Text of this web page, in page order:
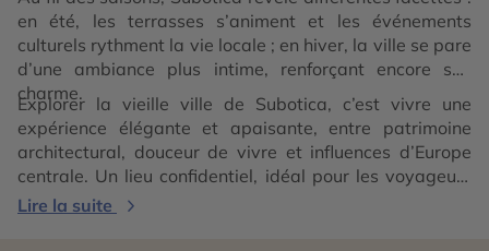
en été, les terrasses s’animent et les événements
culturels rythment la vie locale ; en hiver, la ville se pare
d’une ambiance plus intime, renforçant encore son
charme.
Explorer la vieille ville de Subotica, c’est vivre une
expérience élégante et apaisante, entre patrimoine
architectural, douceur de vivre et influences d’Europe
centrale. Un lieu confidentiel, idéal pour les voyageurs
en quête d’authenticité et de raffinement.
Lire la suite